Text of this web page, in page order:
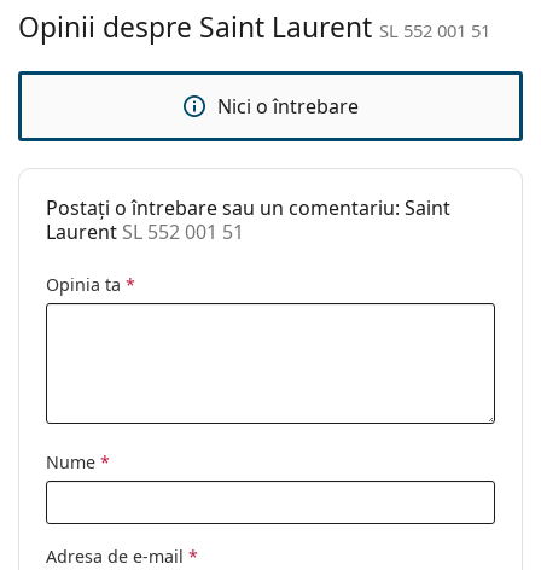
curățat:
Altele
Femei
Categorie:
Ochelari de soare
Brand:
Saint Laurent
Utilizare:
Modă
Opinii despre Saint Laurent SL 552 001 51
Nici o întrebare
Postați o întrebare sau un comentariu: Saint
Laurent SL 552 001 51
Opinia ta *
Nume *
Adresa de e-mail *